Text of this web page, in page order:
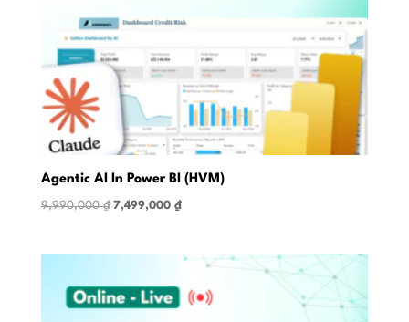
Agentic AI In Power BI (HVM)
9,990,000₫ Original
7,499,000 ₫Current
7,499,000 ₫.